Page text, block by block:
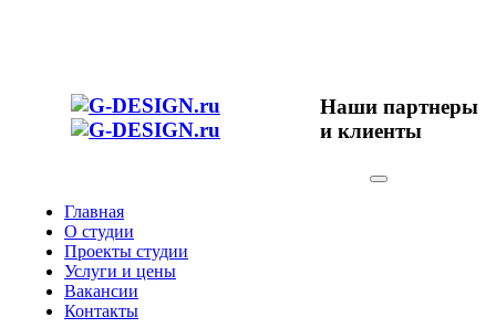
Главная
О студии
Проекты студии
Услуги и цены
Вакансии
Контакты
Наши партнеры
и клиенты